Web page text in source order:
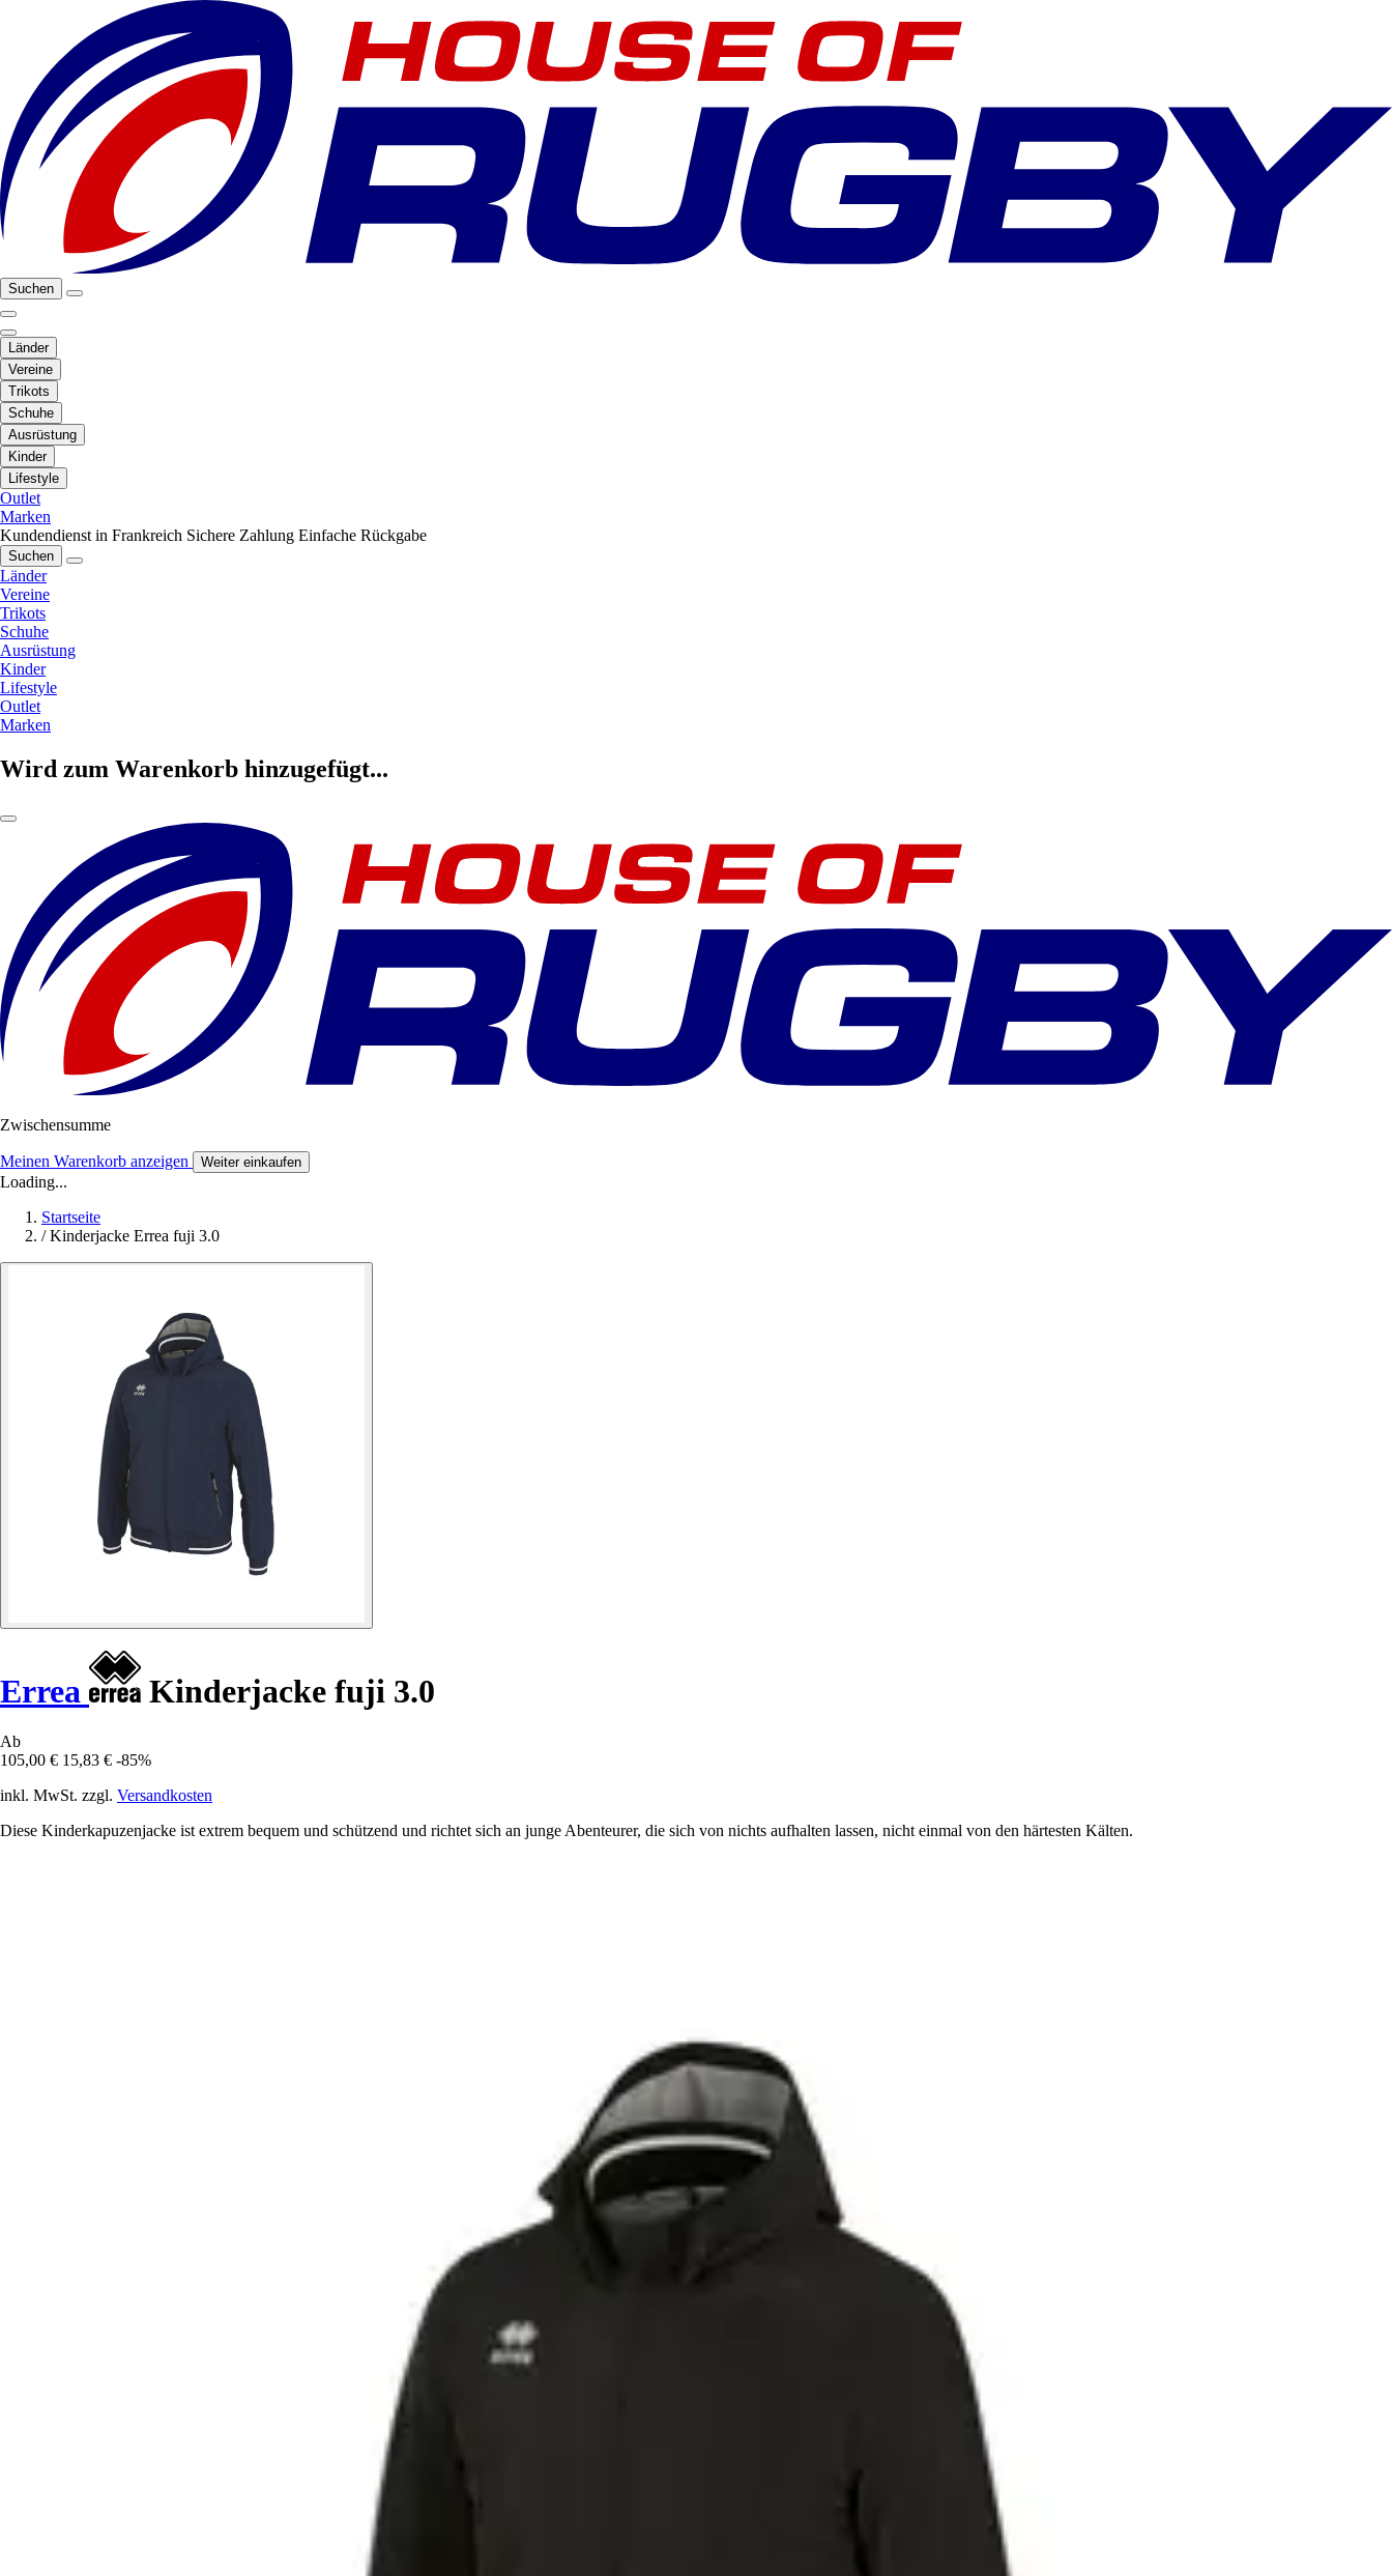
Suchen
Länder
Vereine
Trikots
Schuhe
Ausrüstung
Kinder
Lifestyle
Outlet
Marken
Kundendienst in Frankreich Sichere Zahlung Einfache Rückgabe
Suchen
Länder
Vereine
Trikots
Schuhe
Ausrüstung
Kinder
Lifestyle
Outlet
Marken
Wird zum Warenkorb hinzugefügt...
Zwischensumme
Meinen Warenkorb anzeigen Weiter einkaufen
Loading...
Startseite
/ Kinderjacke Errea fuji 3.0
Errea Kinderjacke fuji 3.0
Ab
105,00 € 15,83 € -85%
inkl. MwSt. zzgl. Versandkosten
Diese Kinderkapuzenjacke ist extrem bequem und schützend und richtet sich an junge Abenteurer, die sich von nichts aufhalten lassen, nicht einmal von den härtesten Kälten.